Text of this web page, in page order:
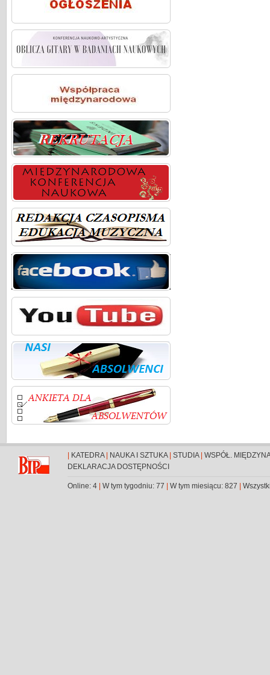
KATEDRA| NAUKA I SZTUKA| STUDIA| WSPÓŁ.
DEKLARACJA DOSTĘPNOŚCI
Online: 4 W tym tygodniu: 77 W tym miesiącu: 827